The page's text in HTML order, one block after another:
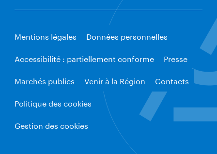
Mentions légales
Données personnelles
Accessibilité : partiellement conforme
Presse
Marchés publics
Venir à la Région
Contacts
Politique des cookies
Gestion des cookies